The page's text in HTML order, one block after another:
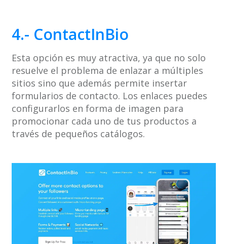
4.- ContactInBio
Esta opción es muy atractiva, ya que no solo
resuelve el problema de enlazar a múltiples
sitios sino que además permite insertar
formularios de contacto. Los enlaces puedes
configurarlos en forma de imagen para
promocionar cada uno de tus productos a
través de pequeños catálogos.